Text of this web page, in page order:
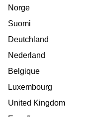
Norge
Suomi
Deutchland
Nederland
Belgique
Luxembourg
United Kingdom